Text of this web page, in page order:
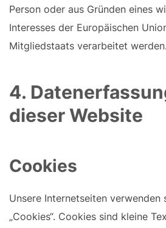
Person oder aus Gründen eines
Interesses der Europäischen
Mitgliedstaats verarbeitet werden.
4.
dieser Website
Cookies
Unsere Internetseiten verwenden
„Cookies“. Cookies sind kleine